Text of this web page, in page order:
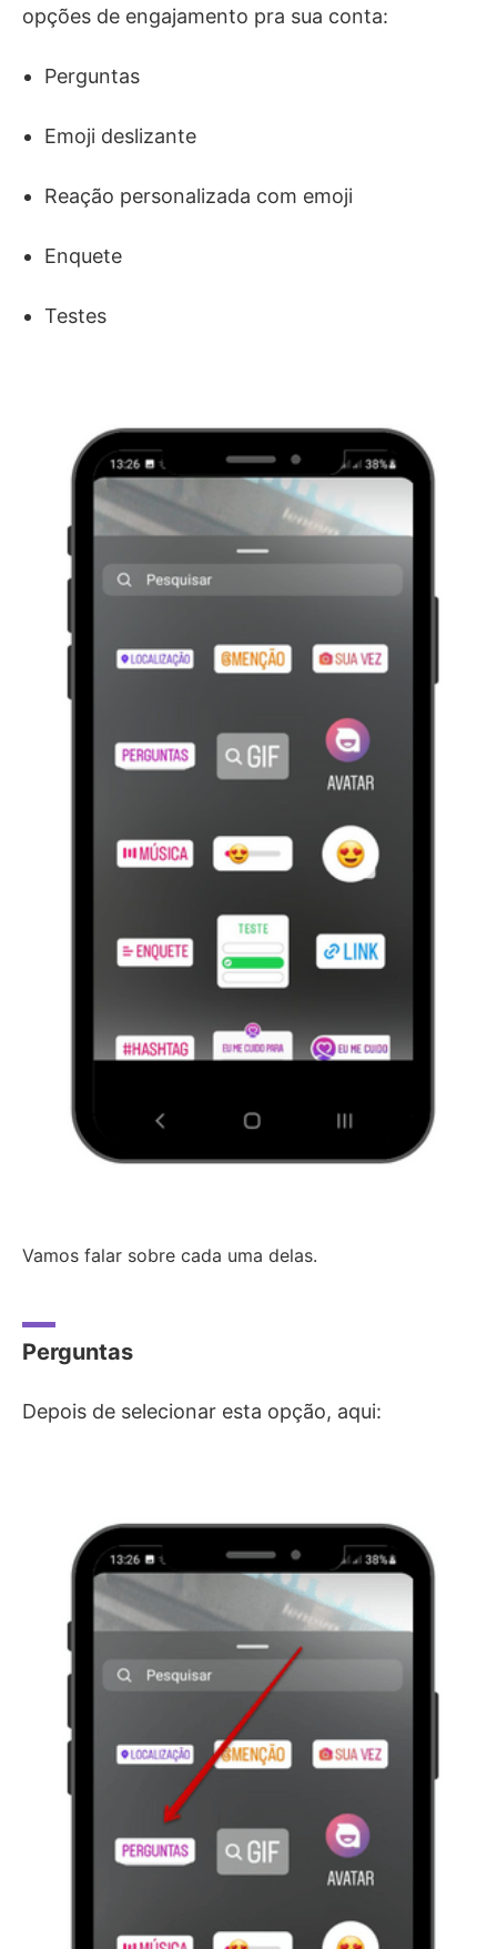
opções de engajamento pra sua conta:
Perguntas
Emoji deslizante
Reação personalizada com emoji
Enquete
Testes
Vamos falar sobre cada uma delas.
Perguntas
Depois de selecionar esta opção, aqui: